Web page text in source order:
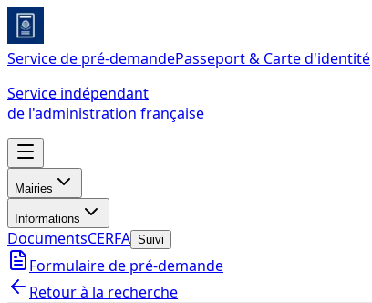
Service de pré-demandePasseport & Carte d'identité
Service indépendant
de l'administration française
Mairies
Informations
DocumentsCERFA Suivi
Formulaire de pré-demande
Retour à la recherche